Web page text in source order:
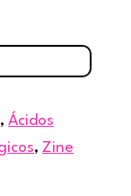
, Ácidos
, Zine